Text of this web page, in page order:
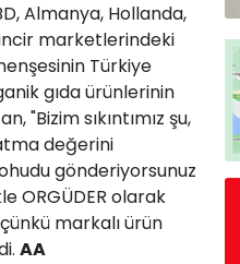
Almanya, Hollanda,
marketlerindeki
Türkiye
gıda ürünlerinin
sıkıntımız şu,
değerini
gönderiyorsunuz
ORGÜDER olarak
markalı ürün
AA